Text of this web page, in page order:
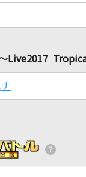
Live2017